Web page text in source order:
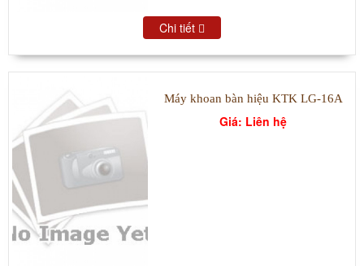
Chi tiết
Máy khoan bàn hiệu KTK LG-16A
Giá: Liên hệ